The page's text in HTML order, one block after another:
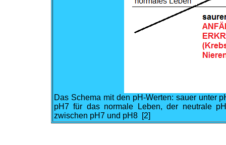
Das Schema mit den pH-Werten: sauer unter
pH7 für das normale Leben, der neutrale
zwischen pH7 und pH8 [2]